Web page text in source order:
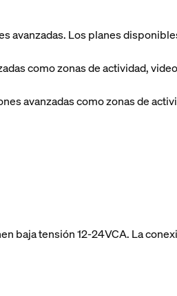
avanzadas. Los planes
como zonas de actividad,
avanzadas como zonas de
baja tensión 12-24VCA. La